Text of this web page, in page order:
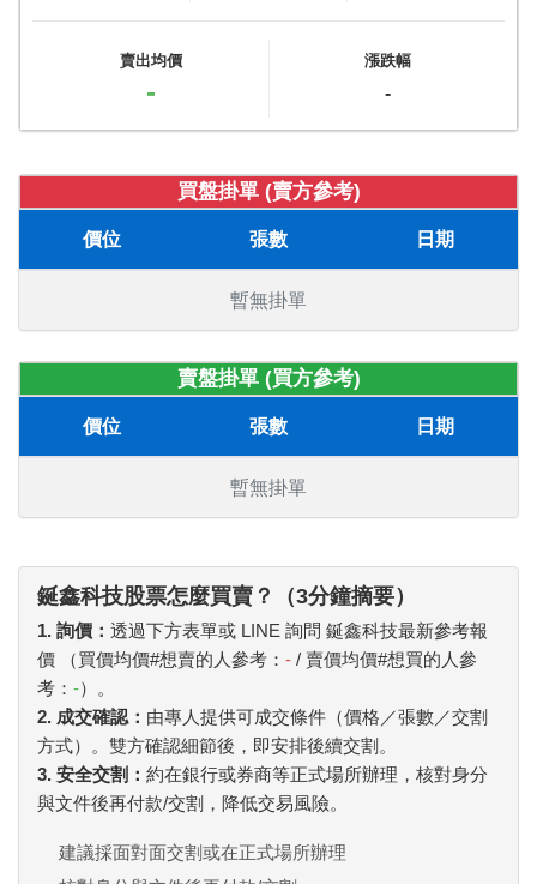
賣出均價
-
漲跌幅
-
買盤掛單 (賣方參考)
價位 張數 日期
暫無掛單
賣盤掛單 (買方參考)
價位 張數 日期
暫無掛單
鋋鑫科技股票怎麼買賣？（3分鐘摘要）
1. 詢價： 透過下方表單或 LINE 詢問 鋋鑫科技最新參考報
價 （買價均價#想賣的人參考： - / 賣價均價#想買的人參
考： -）。
2. 成交確認： 由專人提供可成交條件（價格／張數／交割
方式）。雙方確認細節後，即安排後續交割。
3. 安全交割： 約在銀行或券商等正式場所辦理，核對身分
與文件後再付款/交割，降低交易風險。
建議採面對面交割或在正式場所辦理